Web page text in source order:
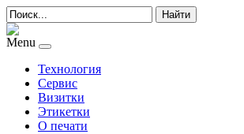
Найти
Menu
Технология
Сервис
Визитки
Этикетки
О печати